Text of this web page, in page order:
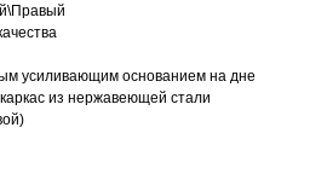
усиливающим основанием на дне
из нержавеющей стали